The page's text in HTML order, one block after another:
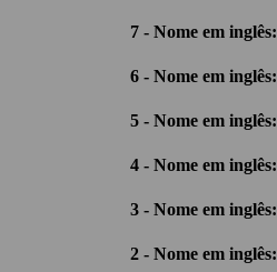
7 - Nome em inglês:
6 - Nome em inglês:
5 - Nome em inglês:
4 - Nome em inglês:
3 - Nome em inglês:
2 - Nome em inglês: